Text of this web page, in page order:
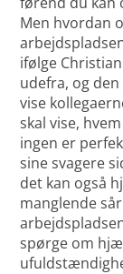
Men hvordan
ifølge
udefra, og
vise
skal vise,
ingen er
sine svagere
det kan også
manglende
spørge om